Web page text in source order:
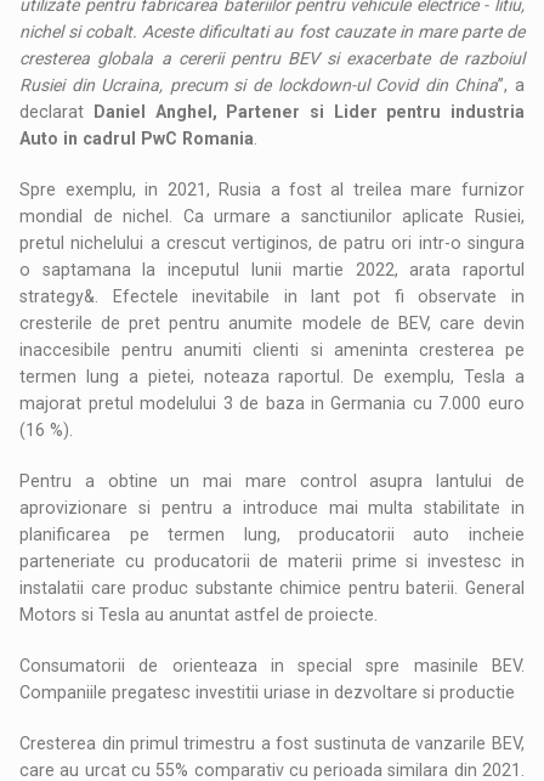
utilizate pentru fabricarea bateriilor pentru vehicule electrice - litiu,
nichel si cobalt. Aceste dificultati au fost cauzate in mare parte de
cresterea globala a cererii pentru BEV si exacerbate de razboiul
Rusiei din Ucraina, precum si de lockdown-ul Covid din China”, a
declarat
Daniel Anghel, Partener si Lider pentru industria
Auto in cadrul PwC Romania
Spre exemplu, in 2021, Rusia a fost al treilea mare furnizor
mondial de nichel. Ca urmare a sanctiunilor aplicate Rusiei,
pretul nichelului a crescut vertiginos, de patru ori intr-o singura
o saptamana la inceputul lunii martie 2022, arata raportul
strategy&. Efectele inevitabile in lant pot fi observate in
cresterile de pret pentru anumite modele de BEV, care devin
inaccesibile pentru anumiti clienti si ameninta cresterea pe
termen lung a pietei, noteaza raportul. De exemplu, Tesla a
majorat pretul modelului 3 de baza in Germania cu 7.000 euro
(16 %).
Pentru a obtine un mai mare control asupra lantului de
aprovizionare si pentru a introduce mai multa stabilitate in
planificarea pe termen lung, producatorii auto incheie
parteneriate cu producatorii de materii prime si investesc in
instalatii care produc substante chimice pentru baterii. General
Motors si Tesla au anuntat astfel de proiecte.
Consumatorii de orienteaza in special spre masinile BEV.
Companiile pregatesc investitii uriase in dezvoltare si productie
Cresterea din primul trimestru a fost sustinuta de vanzarile BEV,
care au urcat cu 55% comparativ cu perioada similara din 2021.